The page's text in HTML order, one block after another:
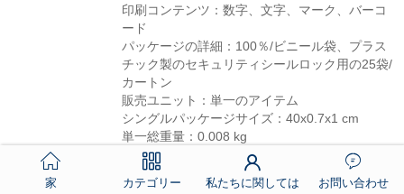
印刷コンテンツ：数字、文字、マーク、バーコ
ード
パッケージの詳細：100％/ビニール袋、プラス
チック製のセキュリティシールロック用の25袋/
カートン
販売ユニット：単一のアイテム
シングルパッケージサイズ：40x0.7x1 cm
単一総重量：0.008 kg
もっと
家 カテゴリー 私たちに関しては お問い合わせ